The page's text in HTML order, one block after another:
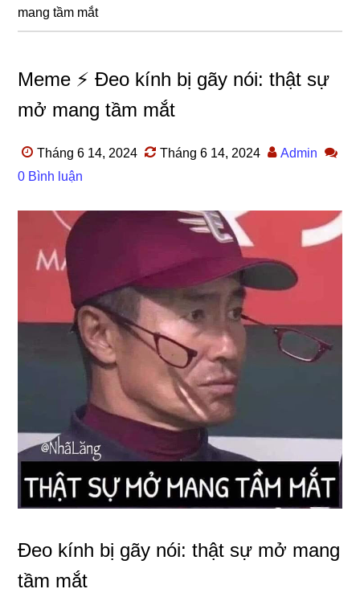
mang tầm mắt
Meme ⚡ Đeo kính bị gãy nói: thật sự
mở mang tầm mắt
Tháng 6 14, 2024 Tháng 6 14, 2024
Admin
0 Bình luận
Đeo kính bị gãy nói: thật sự mở mang
tầm mắt